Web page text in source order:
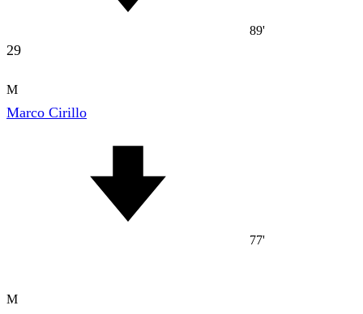
89'
29
M
Marco Cirillo
77'
M